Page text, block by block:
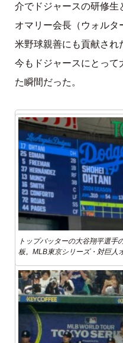
介でドジャースの研修生
オマリー会長（ウォルタ
米野球親善にも貢献され
今もドジャースにとって
た瞬間だった。
トップバッターの大谷翔平選手
板。MLB東京シリーズ・対巨人